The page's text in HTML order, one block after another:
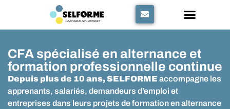
CFA spécialisé en alternance et
formation professionnelle continue
Depuis plus de 10 ans, SELFORME accompagne les
apprenants, salariés, demandeurs d’emploi et
entreprises dans leurs projets de formation en alternance
Panneau de gestion des cookies